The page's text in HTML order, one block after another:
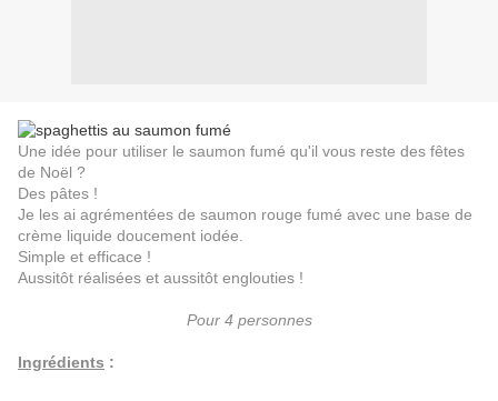
Une idée pour utiliser le saumon fumé qu'il vous reste des fêtes
de Noël ?
Des pâtes !
Je les ai agrémentées de saumon rouge fumé avec une base de
crème liquide doucement iodée.
Simple et efficace !
Aussitôt réalisées et aussitôt englouties !
Pour 4 personnes
Ingrédients :